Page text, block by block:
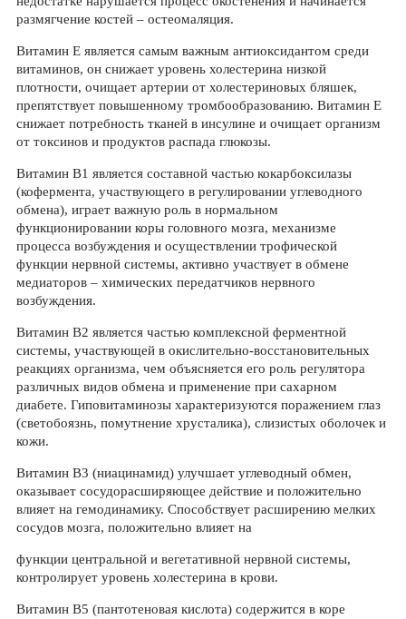
размягчение костей – остеомаляция.
Витамин Е является самым важным антиоксидантом среди
витаминов, он снижает уровень холестерина низкой
плотности, очищает артерии от холестериновых бляшек,
препятствует повышенному тромбообразованию. Витамин Е
снижает потребность тканей в инсулине и очищает организм
от токсинов и продуктов распада глюкозы.
Витамин В1 является составной частью кокарбоксилазы
(кофермента, участвующего в регулировании углеводного
обмена), играет важную роль в нормальном
функционировании коры головного мозга, механизме
процесса возбуждения и осуществлении трофической
функции нервной системы, активно участвует в обмене
медиаторов – химических передатчиков нервного
возбуждения.
Витамин В2 является частью комплексной ферментной
системы, участвующей в окислительно-восстановительных
реакциях организма, чем объясняется его роль регулятора
различных видов обмена и применение при сахарном
диабете. Гиповитаминозы характеризуются поражением глаз
(светобоязнь, помутнение хрусталика), слизистых оболочек и
кожи.
Витамин В3 (ниацинамид) улучшает углеводный обмен,
оказывает сосудорасширяющее действие и положительно
влияет на гемодинамику. Способствует расширению мелких
сосудов мозга, положительно влияет на
функции центральной и вегетативной нервной системы,
контролирует уровень холестерина в крови.
Витамин В5 (пантотеновая кислота) содержится в коре